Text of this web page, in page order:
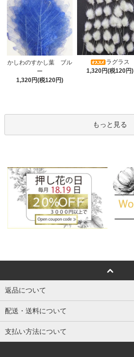
かしわのすかし葉 ブル
ー
1,320円(税120円)
ラグラス
1,320円(税120円)
もっと見る
返品について
配送・送料について
支払い方法について